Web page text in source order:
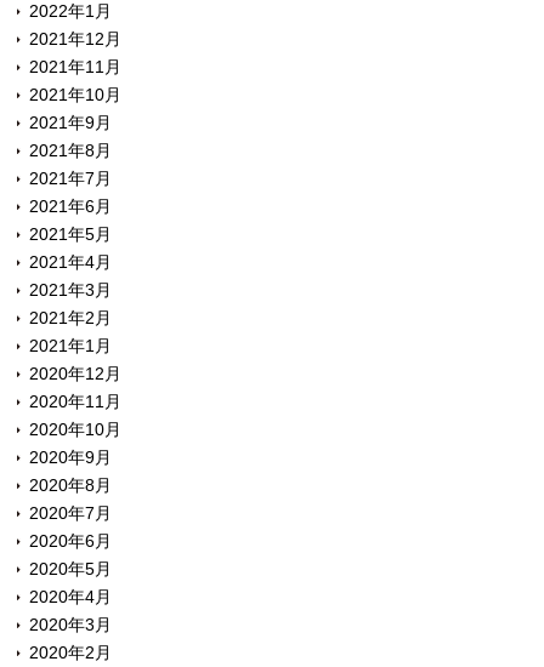
2022年1月
2021年12月
2021年11月
2021年10月
2021年9月
2021年8月
2021年7月
2021年6月
2021年5月
2021年4月
2021年3月
2021年2月
2021年1月
2020年12月
2020年11月
2020年10月
2020年9月
2020年8月
2020年7月
2020年6月
2020年5月
2020年4月
2020年3月
2020年2月